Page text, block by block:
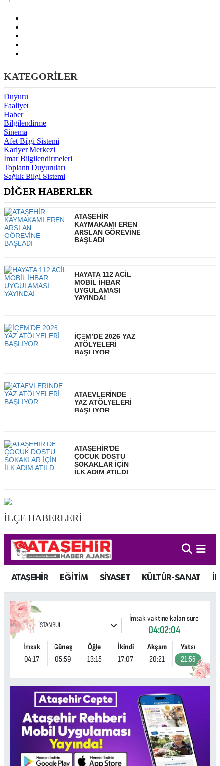
KATEGORİLER
Duyuru
Faaliyet
Haber
Bilgilendirme
Sinema
Afet Bilgi Sistemi
Kariyer Merkezi
İmar Bilgilendirmeleri
Toplantı Duyuruları
Sağlık Bilgi Sistemi
DİĞER HABERLER
ATAŞEHİR
KAYMAKAMI EREN
ARSLAN GÖREVİNE
BAŞLADI
HAYATA 112 ACİL
MOBİL İHBAR
UYGULAMASI
YAYINDA!
İÇEM’DE 2026 YAZ
ATÖLYELERİ
BAŞLIYOR
ATAEVLERİNDE
YAZ ATÖLYELERİ
BAŞLIYOR
ATAŞEHİR’DE
ÇOCUK DOSTU
SOKAKLAR İÇİN
İLK ADIM ATILDI
İLÇE HABERLERİ